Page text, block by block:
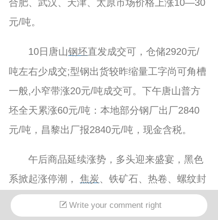
合肥、武汉、天津、太原市场价格上涨10—30
元/吨。
10日唐山钢坯直发成交可，仓储2920元/
吨左右少成交;型钢出货较昨缩量工字尚可角槽
一般,小窄带涨20元/吨成交可。下午唐山普方
坯全天累涨60元/吨：本地部分钢厂出厂2840
元/吨，昌黎出厂报2840元/吨，现金含税。
午后商品延续涨势，多头迎来盛宴，黑色
系掀起涨停潮，焦炭、铁矿石、热卷、螺纹封
于涨停。
Write your comment right